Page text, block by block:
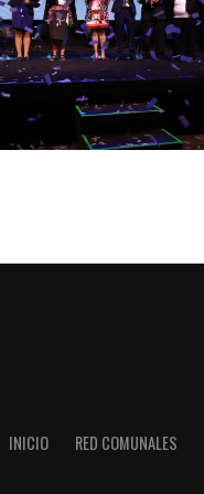
INICIO RED COMUNALES